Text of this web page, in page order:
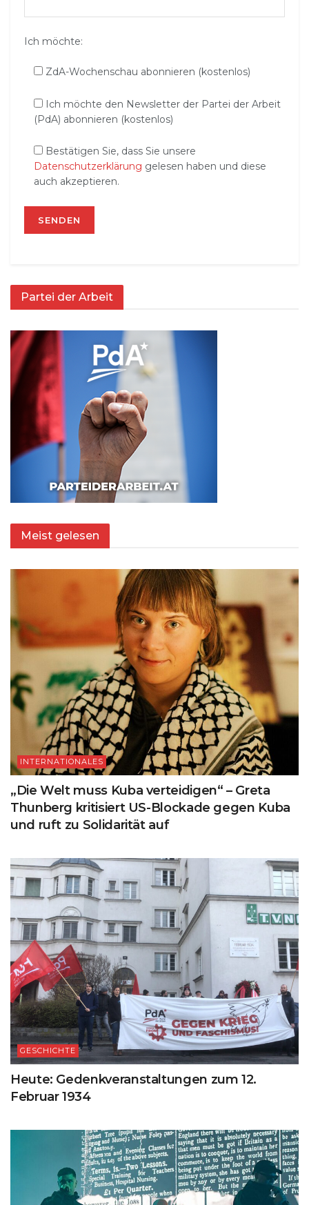
Ich möchte:
ZdA-Wochenschau abonnieren (kostenlos)
Ich möchte den Newsletter der Partei der Arbeit
(PdA) abonnieren (kostenlos)
Bestätigen Sie, dass Sie unsere
Datenschutzerklärung gelesen haben und diese
auch akzeptieren.
Partei der Arbeit
Meist gelesen
INTERNATIONALES
„Die Welt muss Kuba verteidigen“ – Greta
Thunberg kritisiert US-Blockade gegen Kuba
und ruft zu Solidarität auf
GESCHICHTE
Heute: Gedenkveranstaltungen zum 12.
Februar 1934